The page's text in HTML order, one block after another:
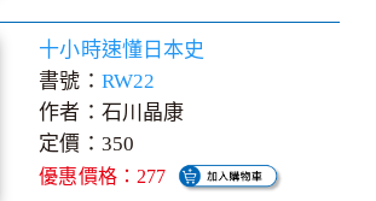
十小時速懂日本史
書號： RW22
作者：石川晶康
定價：350
優惠價格：277